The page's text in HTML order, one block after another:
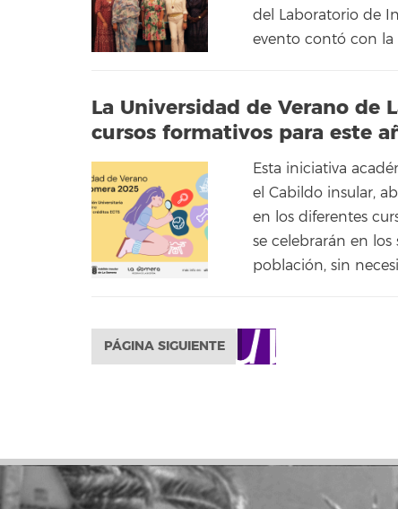
del Laboratorio de
evento contó con la
La Universidad de Verano de
cursos formativos para este
Esta iniciativa
el Cabildo insular,
en los diferentes
se celebrarán en
población, sin
PÁGINA SIGUIENTE